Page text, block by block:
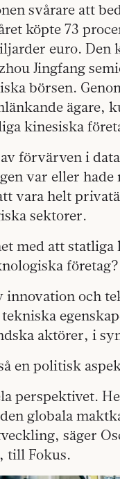
svårare att
köpte 73
euro. Den
Jingfang
börsen.
ägare,
kinesiska
förvärven i
var eller
vara helt
sektorer.
med att
företag?
innovation och
aktörer, i
en politisk
perspektivet.
globala
säger
till Fokus.